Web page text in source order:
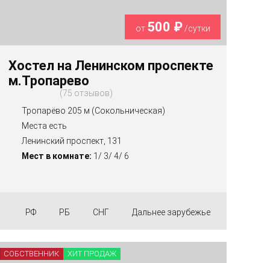
от 500 ₽/сутки
Хостел на Ленинском проспекте
м.Тропарево
75 отзывов
Тропарёво 205 м (Сокольническая)
Места есть
Ленинский проспект, 131
Мест в комнате: 1/ 3/ 4/ 6
РФ РБ СНГ Дальнее зарубежье
СОБСТВЕННИК ХИТ ПРОДАЖ